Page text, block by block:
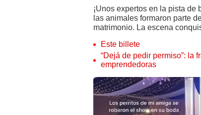
¡Unos expertos en la pista
las animales formaron parte
matrimonio. La escena
Este billete
“Dejá de pedir permiso”: la
emprendedoras